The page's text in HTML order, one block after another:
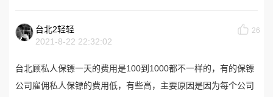
台北2轻轻
2021-8-22 22:32:02
26
台北顾私人保镖一天的费用是100到1000都不一样的，有的保镖
公司雇佣私人保镖的费用低，有些高，主要原因是因为每个公司